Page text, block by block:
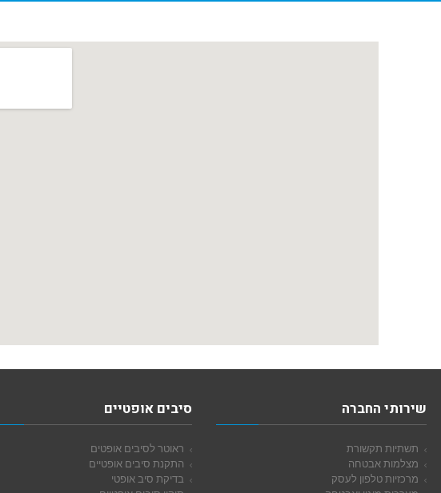
שירותי החברה
תשתיות תקשורת
מצלמות אבטחה
מרכזיות טלפון לעסק
סיבים אופטיים
ראוטר לסיבים אופטים
התקנת סיבים אופטיים
בדיקת סיב אופטי